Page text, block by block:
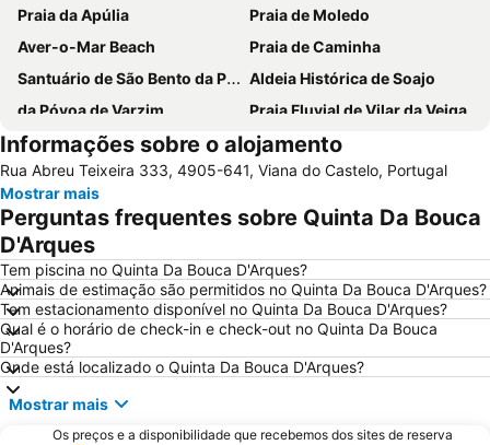
Praia da Apúlia
Praia de Moledo
Aver-o-Mar Beach
Praia de Caminha
Santuário de São Bento da Porta Aberta
Aldeia Histórica de Soajo
da Póvoa de Varzim
Praia Fluvial de Vilar da Veiga
Vila Praia de Âncora
Braga Parque
Estádio Municipal de Braga - Estádio AXA
Mindelo Beach
Bom Jesus do Monte
Caxinas Beach
Cascata do Tahiti - Ermida
Praia Fluvial do Taboão
Termas Romanas do Alto da Cividade
Estação de Caminhos de Ferro de Braga
Praia de Esposende
Azurara Beach
Centro Histórico de Guimarães
Estela Beach
Lago dos Cisnes
DiverLanhoso
Da Amorosa
Praia da Foz do Minho
Informações sobre o alojamento
Rua Abreu Teixeira 333, 4905-641, Viana do Castelo, Portugal
Mostrar mais
Perguntas frequentes sobre Quinta Da Bouca
D'Arques
Tem piscina no Quinta Da Bouca D'Arques?
Animais de estimação são permitidos no Quinta Da Bouca D'Arques?
Tem estacionamento disponível no Quinta Da Bouca D'Arques?
Qual é o horário de check-in e check-out no Quinta Da Bouca
D'Arques?
Onde está localizado o Quinta Da Bouca D'Arques?
Mostrar mais
Os preços e a disponibilidade que recebemos dos sites de reserva